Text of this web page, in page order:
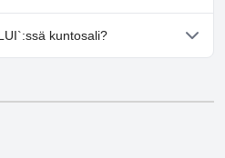
tarjoaakuntosali?